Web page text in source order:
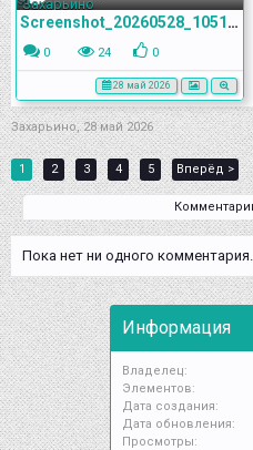
Screenshot_20260528_105118_com.yandex.browser
0 24 0
28 май 2026
Захарьино,28 май 2026
1 2 3 4 5 Вперёд >
Пока нет ни одного комментария.
Информация
Владелец:
Элементов:
Дата создания:
Дата обновления:
Просмотры: